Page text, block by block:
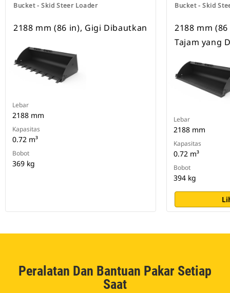
Bucket - Skid Steer Loader
2188 mm (86 in), Gigi Dibautkan
Lebar
2188 mm
Kapasitas
0.72 m³
Bobot
369 kg
Bucket - Skid
2188 mm
Tajam yang
Lebar
2188 mm
Kapasitas
0.72 m³
Bobot
394 kg
Peralatan Dan Bantuan Pakar Setiap
Saat